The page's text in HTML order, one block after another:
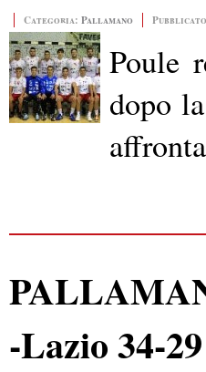
Categoria: Pallamano Pubblicato
Poule
dopo
-Lazio 34-